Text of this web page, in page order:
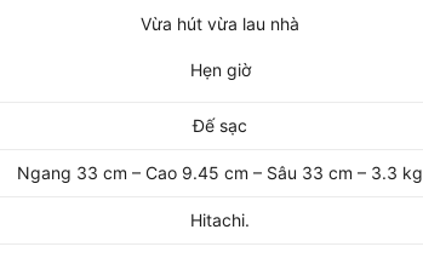
Vừa hút vừa lau nhà
Hẹn giờ
Đế sạc
Ngang 33 cm – Cao 9.45 cm – Sâu 33 cm – 3.3 kg
Hitachi.